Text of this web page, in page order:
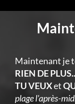
Maintenant je
RIEN DE
TU VEUXet
plage l'après-